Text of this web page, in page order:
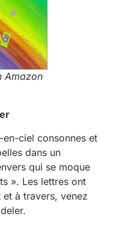
Amazon
en-ciel consonnes et
dans un
qui se moque
». Les lettres ont
à travers, venez